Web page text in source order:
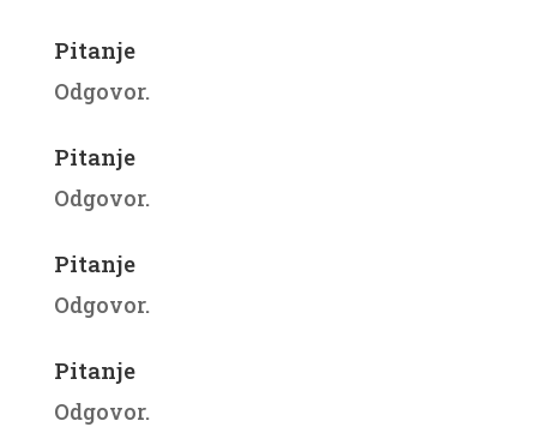
Pitanje
Odgovor.
Pitanje
Odgovor.
Pitanje
Odgovor.
Pitanje
Odgovor.